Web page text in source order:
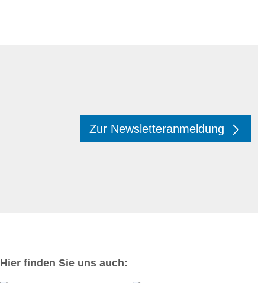
Zur Newsletteranmeldung
Hier finden Sie uns auch: